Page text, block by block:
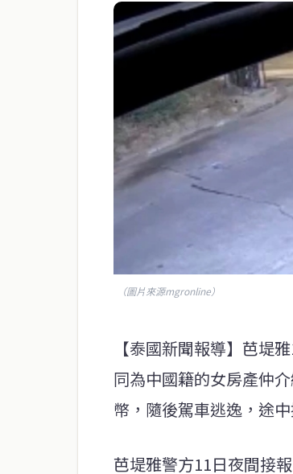
（圖片來源mgronline）
【泰國新聞報導】芭堤
同為中國籍的女房產仲
幣，隨後駕車逃逸，途
芭堤雅警方11日夜間接